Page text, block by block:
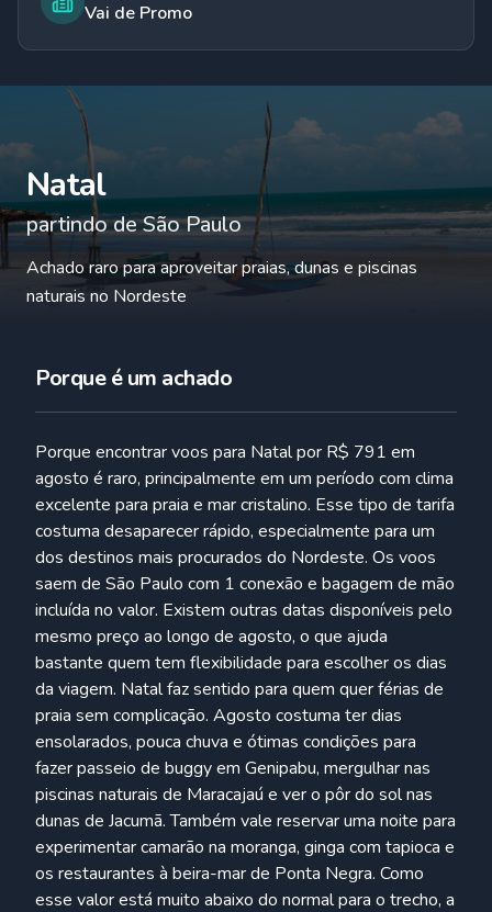
Vai de Promo
Natal
partindo deSão Paulo
Achado raro para aproveitar praias, dunas e piscinas
naturais no Nordeste
Porque é um achado
Porque encontrar voos para Natal por R$ 791 em
agosto é raro, principalmente em um período com clima
excelente para praia e mar cristalino. Esse tipo de tarifa
costuma desaparecer rápido, especialmente para um
dos destinos mais procurados do Nordeste. Os voos
saem de São Paulo com 1 conexão e bagagem de mão
incluída no valor. Existem outras datas disponíveis pelo
mesmo preço ao longo de agosto, o que ajuda
bastante quem tem flexibilidade para escolher os dias
da viagem. Natal faz sentido para quem quer férias de
praia sem complicação. Agosto costuma ter dias
ensolarados, pouca chuva e ótimas condições para
fazer passeio de buggy em Genipabu, mergulhar nas
piscinas naturais de Maracajaú e ver o pôr do sol nas
dunas de Jacumã. Também vale reservar uma noite para
experimentar camarão na moranga, ginga com tapioca e
os restaurantes à beira-mar de Ponta Negra. Como
esse valor está muito abaixo do normal para o trecho, a